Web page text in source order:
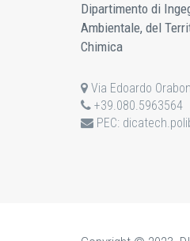
Dipartimento di
Ambientale, del
Chimica
Via Edoardo
+39.080.5963564
PEC: